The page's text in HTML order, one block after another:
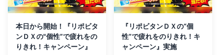
本日から開始！『リポビタ
ンＤＸの"個性”で疲れをの
りきれ！キャンペーン』
『リポビタンＤＸの“個
性”で疲れをのりきれ！キ
ャンペーン』実施